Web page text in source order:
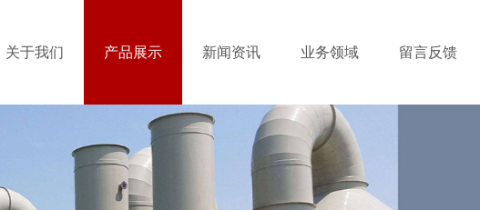
关于我们 产品展示 新闻资讯 业务领域 留言反馈